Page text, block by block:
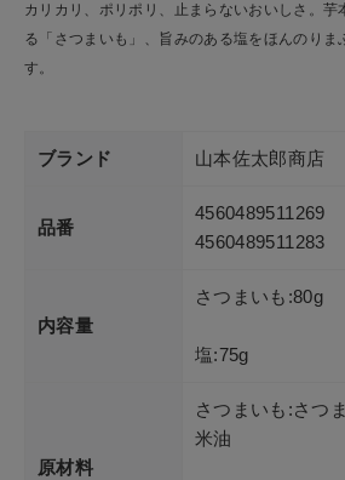
カリカリ、ポリポリ、止まらないおいしさ。芋
る「さつまいも」、旨みのある塩をほんのりま
す。
ブランド 山本佐太郎商店
品番
4560489511269
4560489511283
内容量
さつまいも:80g
塩:75g
原材料
さつまいも:さつ
米油